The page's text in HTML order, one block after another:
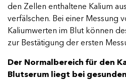
den Zellen enthaltene Kalium
verfälschen. Bei einer Messung
Kaliumwerten im Blut können
zur Bestätigung der ersten
Der Normalbereich für den
Blutserum liegt bei